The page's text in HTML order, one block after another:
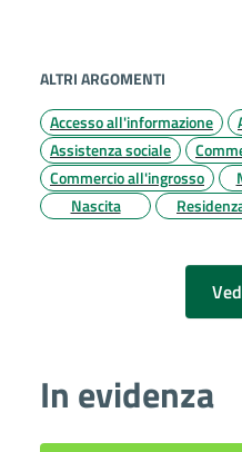
ALTRI ARGOMENTI
Accesso all'informazione
Assistenza sociale
Commercio all'ingrosso
Nascita
In evidenza